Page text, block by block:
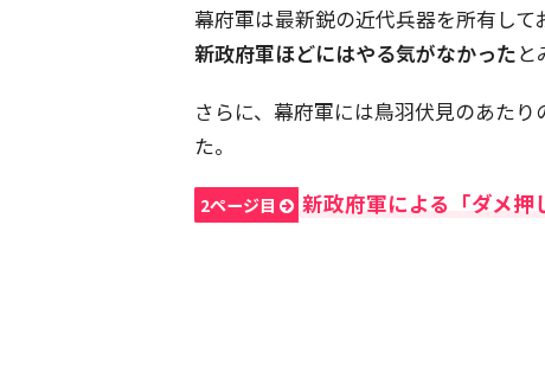
幕府軍は最新鋭の近代兵器を所有し
新政府軍ほどにはやる気がなかったと
さらに、幕府軍には鳥羽伏見のあたり
た。
2ページ目 新政府軍による「ダメ押